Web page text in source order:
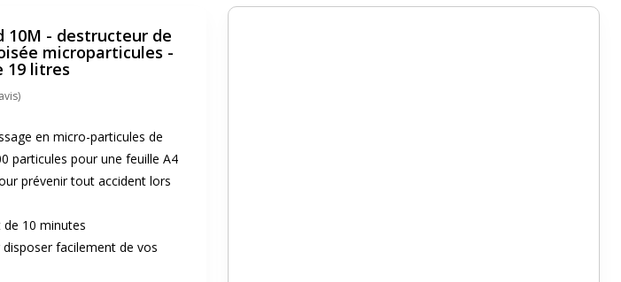
10M - destructeur de
microparticules -
19 litres
en micro-particules de
particules pour une feuille A4
prévenir tout accident lors
10 minutes
facilement de vos